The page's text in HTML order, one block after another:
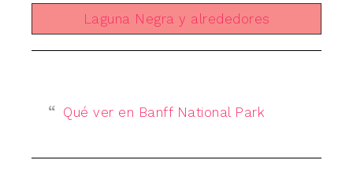
Laguna Negra y alrededores
Qué ver en Banff National Park